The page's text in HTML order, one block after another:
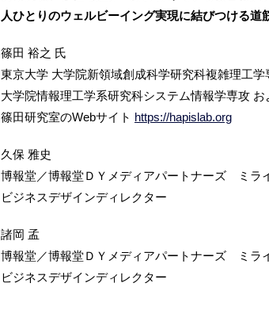
人ひとりのウェルビーイング実現に結びつける道
篠田 裕之 氏
東京大学 大学院新領域創成科学研究科複雑理工学
大学院情報理工学系研究科システム情報学専攻
篠田研究室のWebサイト https://hapislab.org
久保 雅史
博報堂／博報堂ＤＹメディアパートナーズ ミラ
ビジネスデザインディレクター
諸岡 孟
博報堂／博報堂ＤＹメディアパートナーズ ミラ
ビジネスデザインディレクター